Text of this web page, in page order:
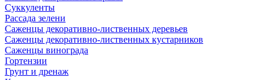
Суккуленты
Рассада зелени
Саженцы декоративно-лиственных деревьев
Саженцы декоративно-лиственных кустарников
Саженцы винограда
Гортензии
Грунт и дренаж